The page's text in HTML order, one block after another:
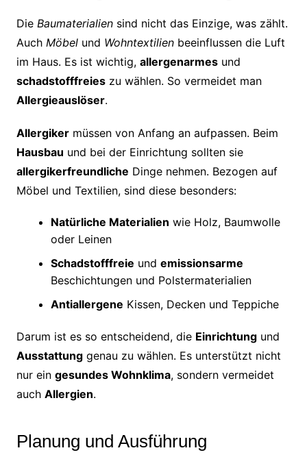
Die Baumaterialiensind nicht das Einzige, was zählt.
Auch Möbelund Wohntextilienbeeinflussen die Luft
im Haus. Es ist wichtig, allergenarmesund
schadstofffreieszu wählen. So vermeidet man
Allergieauslöser.
Allergikermüssen von Anfang an aufpassen. Beim
Hausbau und bei der Einrichtung sollten sie
allergikerfreundliche Dinge nehmen. Bezogen auf
Möbel und Textilien, sind diese besonders:
Natürliche Materialien wie Holz, Baumwolle
oder Leinen
Schadstofffreie und emissionsarme
Beschichtungen und Polstermaterialien
Antiallergene Kissen, Decken und Teppiche
Darum ist es so entscheidend, die Einrichtungund
Ausstattunggenau zu wählen. Es unterstützt nicht
nur ein gesundes Wohnklima, sondern vermeidet
auch Allergien.
Planung und Ausführung